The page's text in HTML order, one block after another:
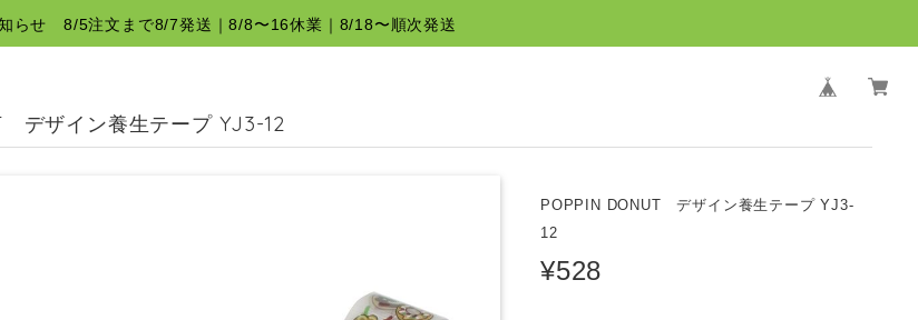
らせ 8/5注文まで8/7発送｜8/8〜16休業｜8/18〜順次発送
デザイン養生テープ YJ3-12
POPPIN DONUT デザイン養生テープ YJ3-
12
¥528